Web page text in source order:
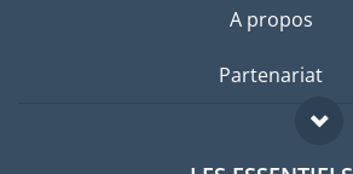
A propos
Partenariat